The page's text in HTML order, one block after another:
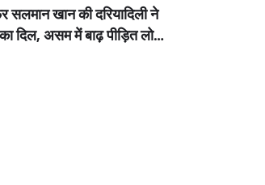
सलमान खान की दरियादिली ने
दिल, असम में बाढ़ पीड़ित लोगों